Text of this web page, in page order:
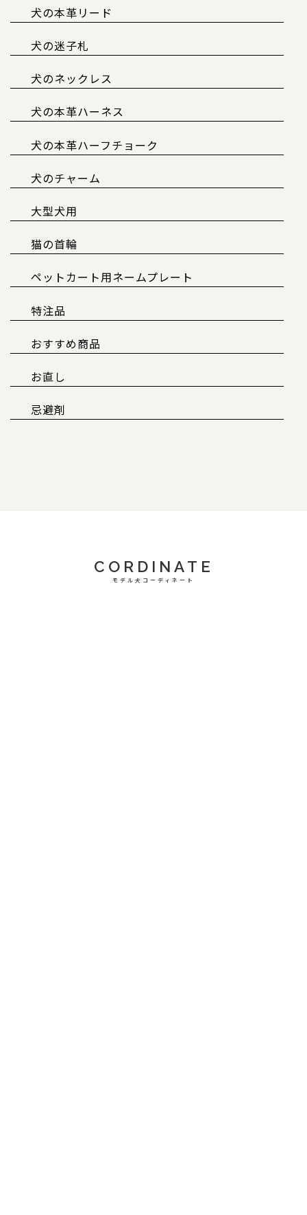
犬の本革リード
犬の迷子札
犬のネックレス
犬の本革ハーネス
犬の本革ハーフチョーク
犬のチャーム
大型犬用
猫の首輪
ペットカート用ネームプレート
特注品
おすすめ商品
お直し
忌避剤
CORDINATE
モデル犬コーディネート